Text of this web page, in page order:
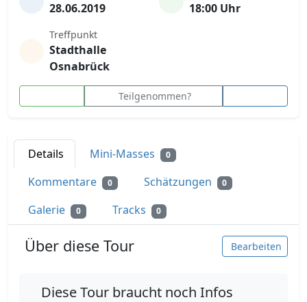
28.06.2019 18:00 Uhr
Treffpunkt
Stadthalle
Osnabrück
Teilgenommen?
Details Mini-Masses 0
Kommentare 0 Schätzungen 0
Galerie 0 Tracks 0
Über diese Tour Bearbeiten
Diese Tour braucht noch Infos